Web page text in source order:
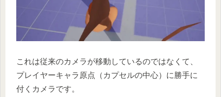
これは従来のカメラが移動しているのではなくて、
プレイヤーキャラ原点（カプセルの中心）に勝手に
付くカメラです。